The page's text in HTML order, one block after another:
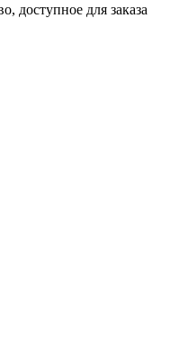
доступное для заказа